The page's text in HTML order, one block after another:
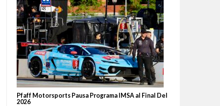
Pfaff Motorsports Pausa Programa IMSA al Final Del
2026